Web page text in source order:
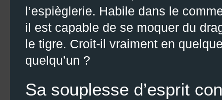
l’espièglerie. Habile dans le
il est capable de se moquer du
le tigre. Croit-il vraiment en
quelqu’un ?
Sa souplesse d’esprit